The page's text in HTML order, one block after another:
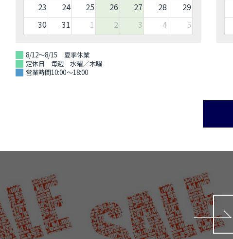
23
24 25 26 27 28
29
30
31 1 2 3 4 5
8/12～8/15 夏季休業
定休日 毎週 水曜／木曜
営業時間10:00～18:00